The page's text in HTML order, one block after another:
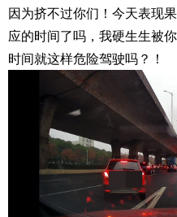
因为挤不过你们！今天表现
应的时间了吗，我硬生生被
时间就这样危险驾驶吗？！